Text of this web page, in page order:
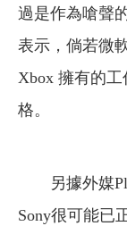
過是作為嗆聲
表示，倘若微
Xbox 擁有的
格。
另據外媒
Sony很可能已